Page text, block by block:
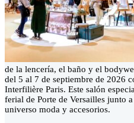
de la lencería, el baño y el
del 5 al 7 de septiembre de 2026
Interfilière Paris. Este salón
ferial de Porte de Versailles junto
universo moda y accesorios.